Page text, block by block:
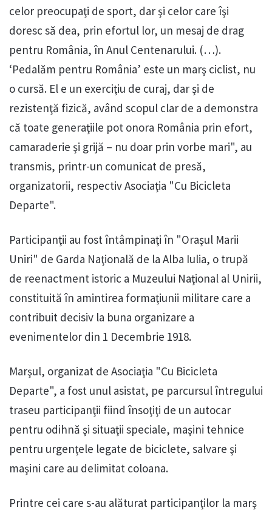
celor preocupaţi de sport, dar şi celor care îşi
doresc să dea, prin efortul lor, un mesaj de drag
pentru România, în Anul Centenarului. (…).
‘Pedalăm pentru România’ este un marş ciclist, nu
o cursă. El e un exerciţiu de curaj, dar şi de
rezistenţă fizică, având scopul clar de a demonstra
că toate generaţiile pot onora România prin efort,
camaraderie şi grijă – nu doar prin vorbe mari", au
transmis, printr-un comunicat de presă,
organizatorii, respectiv Asociaţia "Cu Bicicleta
Departe".
Participanţii au fost întâmpinaţi în "Oraşul Marii
Uniri" de Garda Naţională de la Alba Iulia, o trupă
de reenactment istoric a Muzeului Naţional al Unirii,
constituită în amintirea formaţiunii militare care a
contribuit decisiv la buna organizare a
evenimentelor din 1 Decembrie 1918.
Marşul, organizat de Asociaţia "Cu Bicicleta
Departe", a fost unul asistat, pe parcursul întregului
traseu participanţii fiind însoţiţi de un autocar
pentru odihnă şi situaţii speciale, maşini tehnice
pentru urgenţele legate de biciclete, salvare şi
maşini care au delimitat coloana.
Printre cei care s-au alăturat participanţilor la marş